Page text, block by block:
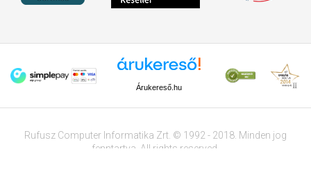
Árukereső.hu
Rufusz Computer Informatika Zrt. © 1992 - 2018. Minden jog
fenntartva. All rights reserved.